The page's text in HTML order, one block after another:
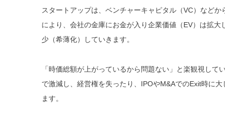
スタートアップは、ベンチャーキャピタル（VC）など
により、会社の金庫にお金が入り企業価値（EV）は拡
少（希薄化）していきます。
「時価総額が上がっているから問題ない」と楽観視し
で激減し、経営権を失ったり、IPOやM&AでのExit時に
ます。